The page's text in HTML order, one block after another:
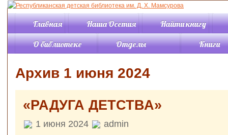
Главная Наша Осетия
Найти книгу
О библиотеке
События
библиотекой
Структура
Режим работы
Контакты
Отделы
Отдел «Отрочество»
Отдел «Краеведение»
Читальный зал
«Познавательная
литература
Книги
Обзоры
Архив 1 июня 2024
«РАДУГА ДЕТСТВА»
1 июня 2024 admin